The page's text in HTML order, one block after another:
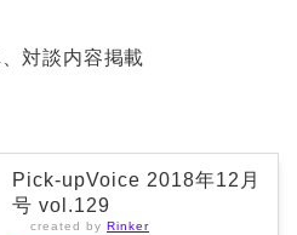
対談内容掲載
Pick-upVoice 2018年12月
号 vol.129
created by Rinker